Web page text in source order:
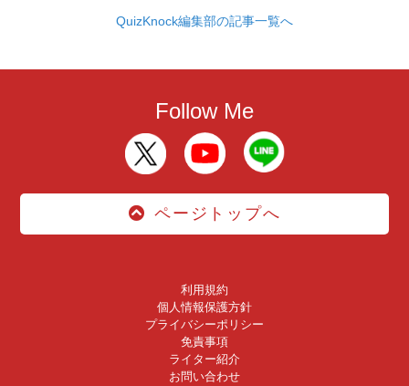
QuizKnock編集部の記事一覧へ
Follow Me
ページトップへ
利用規約
個人情報保護方針
プライバシーポリシー
免責事項
ライター紹介
お問い合わせ